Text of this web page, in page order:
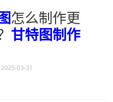
怎么制作更
甘特图制作
2025-03-31